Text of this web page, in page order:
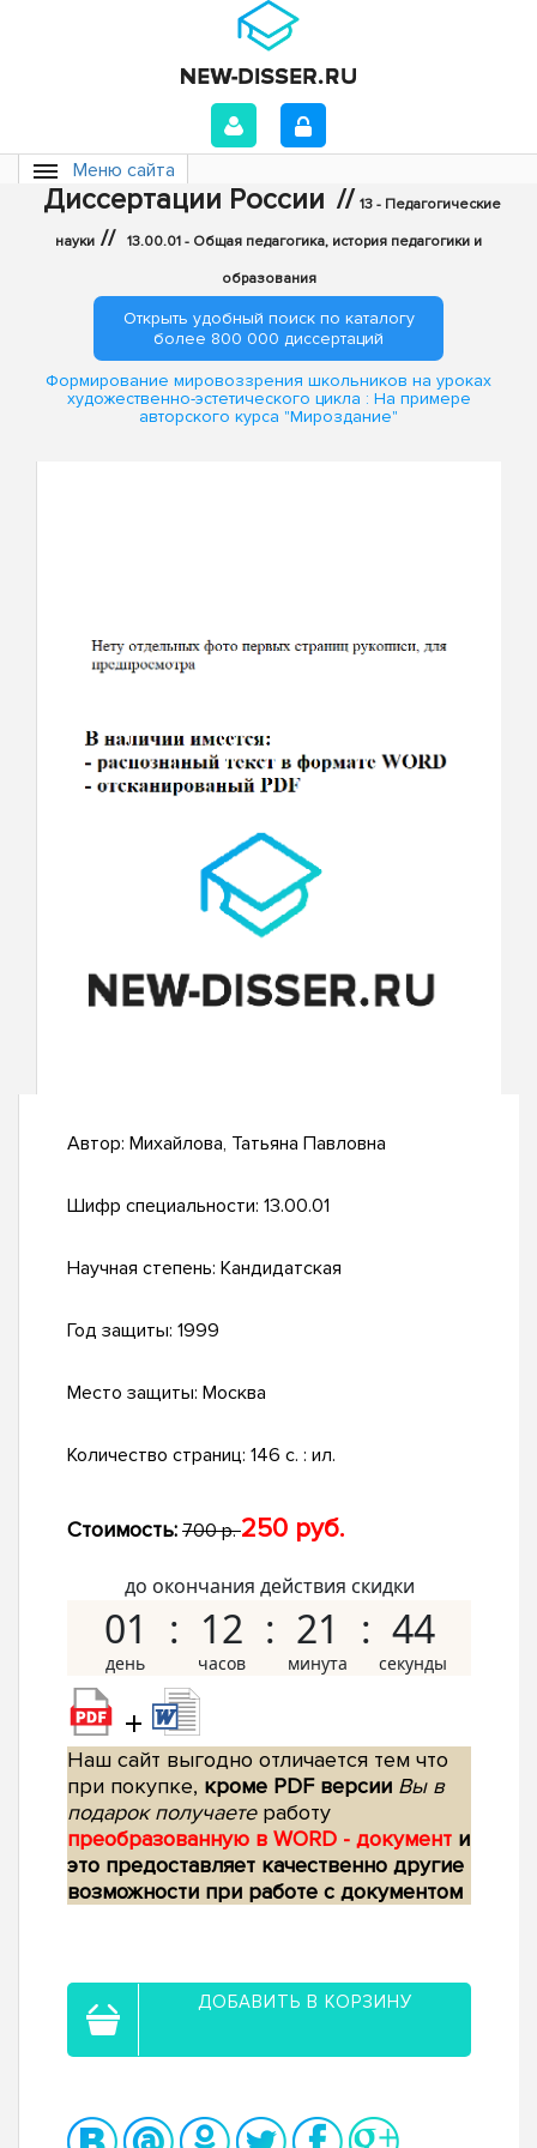
Меню сайта
Диссертации России // 13 - Педагогические
науки // 13.00.01 - Общая педагогика, история педагогики и
образования
Открыть удобный поиск по каталогу
более 800 000 диссертаций
Формирование мировоззрения школьников на уроках
художественно-эстетического цикла : На примере
авторского курса "Мироздание"
Автор: Михайлова, Татьяна Павловна
Шифр специальности: 13.00.01
Научная степень: Кандидатская
Год защиты: 1999
Место защиты: Москва
Количество страниц: 146 с. : ил.
Стоимость: 700 р.250 руб.
до окончания действия скидки
01 12 21 43
+
Наш сайт выгодно отличается тем что
при покупке, кроме PDF версии Вы в
подарок получаетеработу
преобразованную в WORD - документ и
это предоставляет качественно другие
возможности при работе с документом
ДОБАВИТЬ В КОРЗИНУ